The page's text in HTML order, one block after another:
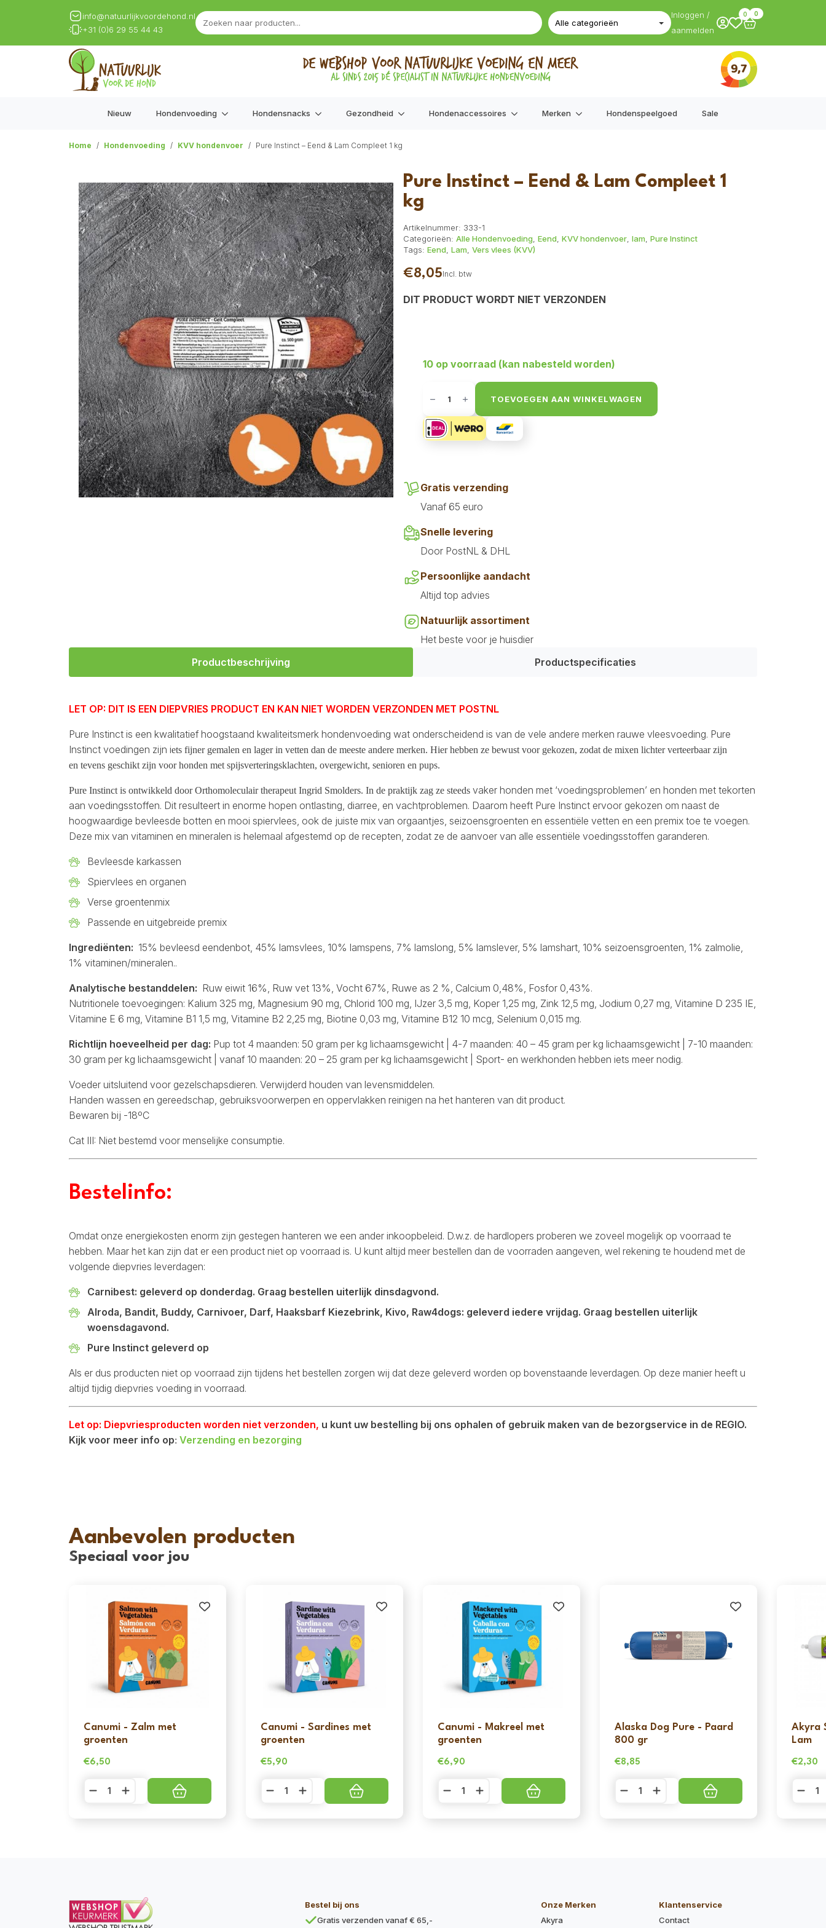
info@natuurlijkvoordehond.nl
+31 (0)6 29 55 44 43
Inloggen /
aanmelden
0 0
Nieuw Hondenvoeding Hondensnacks Gezondheid Hondenaccessoires Merken Hondenspeelgoed Sale
Home Hondenvoeding KVV hondenvoer Pure Instinct – Eend & Lam Compleet 1 kg
Pure Instinct – Eend & Lam Compleet 1
kg
Artikelnummer: 333-1
Categorieën: Alle Hondenvoeding Eend KVV hondenvoer lam Pure Instinct
Tags: Eend Lam Vers vlees (KVV)
€8,05Incl. btw
DIT PRODUCT WORDT NIET VERZONDEN
10 op voorraad (kan nabesteld worden)
Instinct
Eend
&
Lam
TOEVOEGEN AAN WINKELWAGEN
Gratis verzending
Vanaf 65 euro
Snelle levering
Door PostNL & DHL
Persoonlijke aandacht
Altijd top advies
Natuurlijk assortiment
Het beste voor je huisdier
Productbeschrijving
Productspecificaties
LET OP: DIT IS EEN DIEPVRIES PRODUCT EN KAN NIET WORDEN VERZONDEN MET POSTNL
Pure Instinct is een kwalitatief hoogstaand kwaliteitsmerk hondenvoeding wat onderscheidend is van de vele andere merken rauwe vleesvoeding. Pure
Instinct voedingen zijn iets fijner gemalen en lager in vetten dan de meeste andere merken. Hier hebben ze bewust voor gekozen, zodat de mixen lichter verteerbaar zijn
en tevens geschikt zijn voor honden met spijsverteringsklachten, overgewicht, senioren en pups.
Pure Instinct is ontwikkeld door Orthomoleculair therapeut Ingrid Smolders. In de praktijk zag ze steeds vaker honden met ‘voedingsproblemen’ en honden met tekorten
aan voedingsstoffen. Dit resulteert in enorme hopen ontlasting, diarree, en vachtproblemen. Daarom heeft Pure Instinct ervoor gekozen om naast de
hoogwaardige bevleesde botten en mooi spiervlees, ook de juiste mix van orgaantjes, seizoensgroenten en essentiële vetten en een premix toe te voegen.
Deze mix van vitaminen en mineralen is helemaal afgestemd op de recepten, zodat ze de aanvoer van alle essentiële voedingsstoffen garanderen.
Bevleesde karkassen
Spiervlees en organen
Verse groentenmix
Passende en uitgebreide premix
Ingrediënten: 15% bevleesd eendenbot, 45% lamsvlees, 10% lamspens, 7% lamslong, 5% lamslever, 5% lamshart, 10% seizoensgroenten, 1% zalmolie,
1% vitaminen/mineralen..
Analytische bestanddelen: Ruw eiwit 16%, Ruw vet 13%, Vocht 67%, Ruwe as 2 %, Calcium 0,48%, Fosfor 0,43%.
Nutritionele toevoegingen: Kalium 325 mg, Magnesium 90 mg, Chlorid 100 mg, IJzer 3,5 mg, Koper 1,25 mg, Zink 12,5 mg, Jodium 0,27 mg, Vitamine D 235 IE,
Vitamine E 6 mg, Vitamine B1 1,5 mg, Vitamine B2 2,25 mg, Biotine 0,03 mg, Vitamine B12 10 mcg, Selenium 0,015 mg.
Richtlijn hoeveelheid per dag: Pup tot 4 maanden: 50 gram per kg lichaamsgewicht | 4-7 maanden: 40 – 45 gram per kg lichaamsgewicht | 7-10 maanden:
30 gram per kg lichaamsgewicht | vanaf 10 maanden: 20 – 25 gram per kg lichaamsgewicht | Sport- en werkhonden hebben iets meer nodig.
Voeder uitsluitend voor gezelschapsdieren. Verwijderd houden van levensmiddelen.
Handen wassen en gereedschap, gebruiksvoorwerpen en oppervlakken reinigen na het hanteren van dit product.
Bewaren bij -18ºC
Cat III: Niet bestemd voor menselijke consumptie.
Bestelinfo:
Omdat onze energiekosten enorm zijn gestegen hanteren we een ander inkoopbeleid. D.w.z. de hardlopers proberen we zoveel mogelijk op voorraad te
hebben. Maar het kan zijn dat er een product niet op voorraad is. U kunt altijd meer bestellen dan de voorraden aangeven, wel rekening te houdend met de
volgende diepvries leverdagen:
Carnibest: geleverd op donderdag. Graag bestellen uiterlijk dinsdagvond.
Alroda, Bandit, Buddy, Carnivoer, Darf, Haaksbarf Kiezebrink, Kivo, Raw4dogs: geleverd iedere vrijdag. Graag bestellen uiterlijk
woensdagavond.
Pure Instinct geleverd op
Als er dus producten niet op voorraad zijn tijdens het bestellen zorgen wij dat deze geleverd worden op bovenstaande leverdagen. Op deze manier heeft u
altijd tijdig diepvries voeding in voorraad.
Let op: Diepvriesproducten worden niet verzonden, u kunt uw bestelling bij ons ophalen of gebruik maken van de bezorgservice in de REGIO.
Kijk voor meer info op: Verzending en bezorging
Aanbevolen producten
Speciaal voor jou
Canumi - Zalm met
groenten
€6,50
groenten
Canumi - Sardines met
groenten
€5,90
groenten
Canumi - Makreel met
groenten
€6,90
groenten
Alaska Dog Pure - Paard
800 gr
€8,85
Dog
Paard
Akyra
Lam
€2,30
aantal
Bestel bij ons
Gratis verzenden vanaf € 65,-
Onze Merken
Akyra
Klantenservice
Contact